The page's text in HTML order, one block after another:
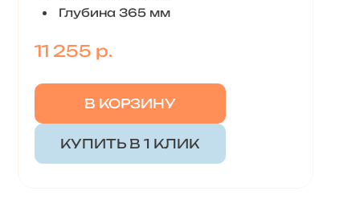
Глубина 365 мм
11 255 р.
В КОРЗИНУ
КУПИТЬ В 1 КЛИК